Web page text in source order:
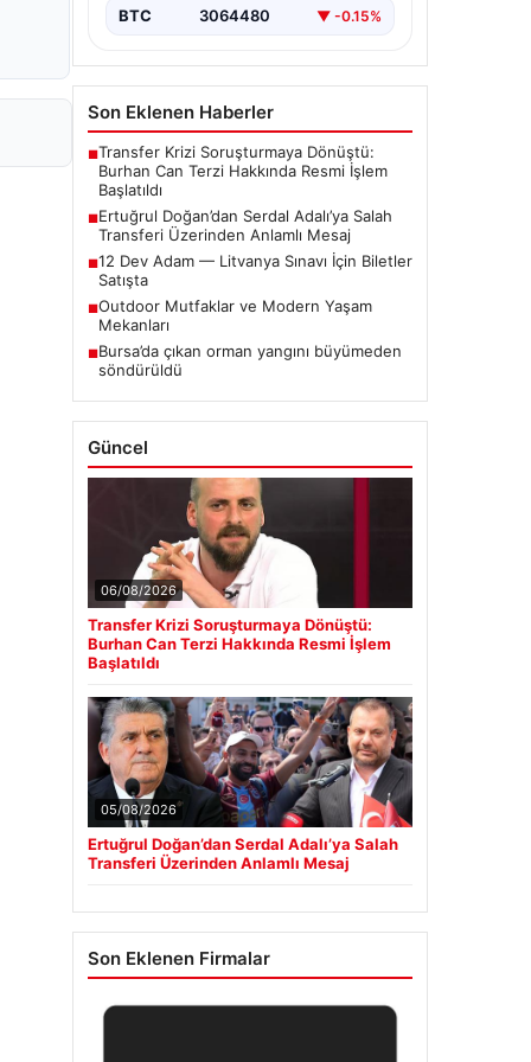
BTC 3064480 ▼ -0.15%
Son Eklenen Haberler
■Transfer Krizi Soruşturmaya Dönüştü:
Burhan Can Terzi Hakkında Resmi İşlem
Başlatıldı
■Ertuğrul Doğan’dan Serdal Adalı’ya Salah
Transferi Üzerinden Anlamlı Mesaj
■12 Dev Adam — Litvanya Sınavı İçin Biletler
Satışta
■Outdoor Mutfaklar ve Modern Yaşam
Mekanları
■Bursa’da çıkan orman yangını büyümeden
söndürüldü
Güncel
06/08/2026
Transfer Krizi Soruşturmaya Dönüştü:
Burhan Can Terzi Hakkında Resmi İşlem
Başlatıldı
05/08/2026
Ertuğrul Doğan’dan Serdal Adalı’ya Salah
Transferi Üzerinden Anlamlı Mesaj
Son Eklenen Firmalar